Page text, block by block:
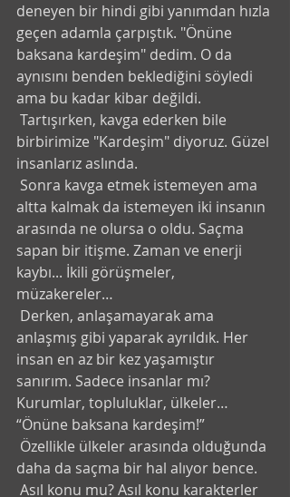
deneyen bir hindi gibi yanımdan hızla
geçen adamla çarpıştık. "Önüne
baksana kardeşim" dedim. O da
aynısını benden beklediğini söyledi
ama bu kadar kibar değildi.
birbirimize "Kardeşim" diyoruz. Güzel
insanlarız aslında.
altta kalmak da istemeyen iki insanın
arasında ne olursa o oldu. Saçma
sapan bir itişme. Zaman ve enerji
kaybı... İkili görüşmeler,
müzakereler…
anlaşmış gibi yaparak ayrıldık. Her
insan en az bir kez yaşamıştır
sanırım. Sadece insanlar mı?
Kurumlar, topluluklar, ülkeler…
“Önüne baksana kardeşim!”
daha da saçma bir hal alıyor bence.